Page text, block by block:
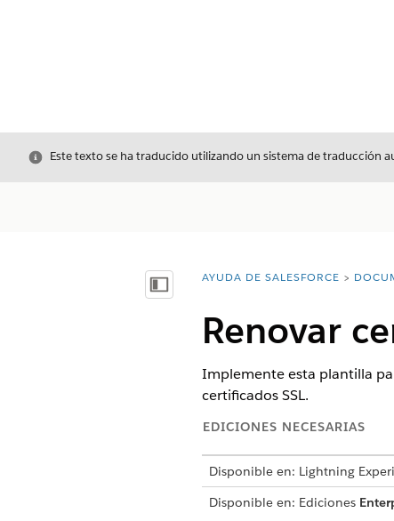
Cerrar
Este texto se ha traducido utilizando un sistema de traducción
Mostrar índice de materias
Usted está aquí:
AYUDA DE SALESFORCE
Renovar
Implemente esta plantilla
certificados SSL.
EDICIONES NECESARIAS
Disponible en: Lightning
Disponible en: Ediciones